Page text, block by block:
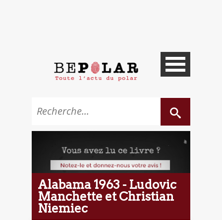
Alabama 1963 - Ludovic
Manchette et Christian
Niemiec